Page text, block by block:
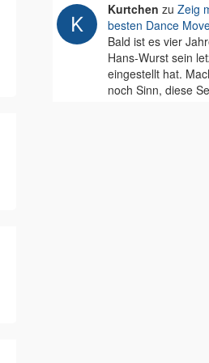
Kurtchen zu Zeig
besten Dance
Bald ist es vier
Hans-Wurst sein
eingestellt hat.
noch Sinn, diese